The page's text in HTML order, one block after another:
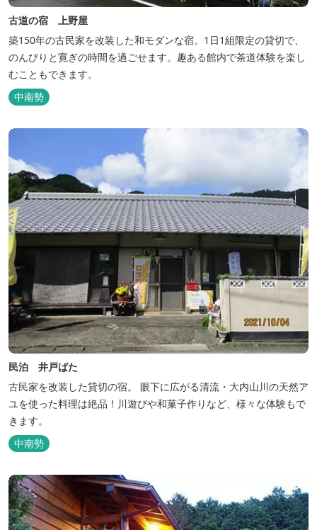
古道の宿 上野屋
築150年の古民家を改装した和モダンな宿。1日1組限定の貸切で、
のんびりと寛ぎの時間を過ごせます。趣ある館内で茶道体験を楽し
むこともできます。
中南勢
民泊 井戸ばた
古民家を改装した貸切の宿。 眼下に広がる清流・大内山川の天然ア
ユを使った料理は絶品！川遊びや和菓子作りなど、様々な体験もで
きます。
中南勢